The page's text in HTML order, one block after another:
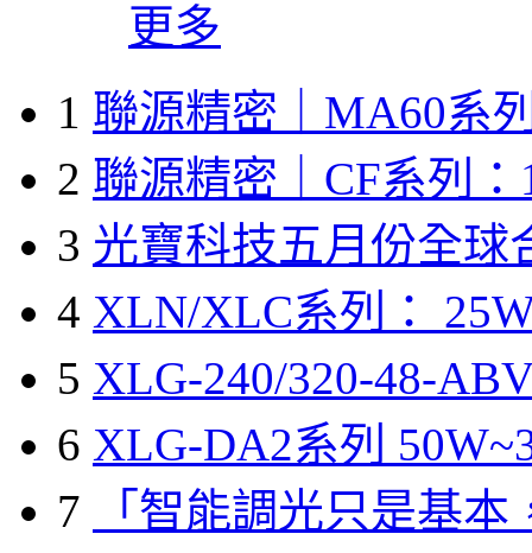
更多
1 聯源精密｜MA60系
2 聯源精密｜CF系列：
3 光寶科技五月份全球
4 XLN/XLC系列：
5 XLG-240/320-48-
6 XLG-DA2系列
7
「智能調光只是基本